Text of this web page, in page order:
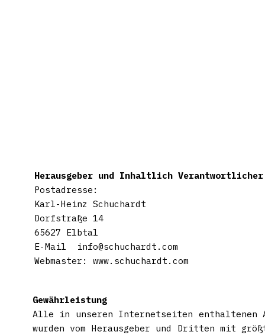
Herausgeber und Inhaltlich Verantwortlicher
Postadresse:
Karl-Heinz Schuchardt
Dorfstraße 14
65627 Elbtal
E-Mail info@schuchardt.com
Webmaster: www.schuchardt.com
Gewährleistung
Alle in unseren Internetseiten enthaltenen
wurden vom Herausgeber und Dritten mit